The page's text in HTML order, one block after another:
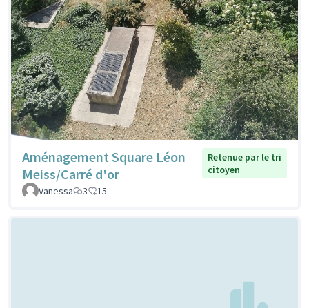
Aménagement Square Léon
Meiss/Carré d'or
Retenue par le tri
citoyen
Vanessa
3 15